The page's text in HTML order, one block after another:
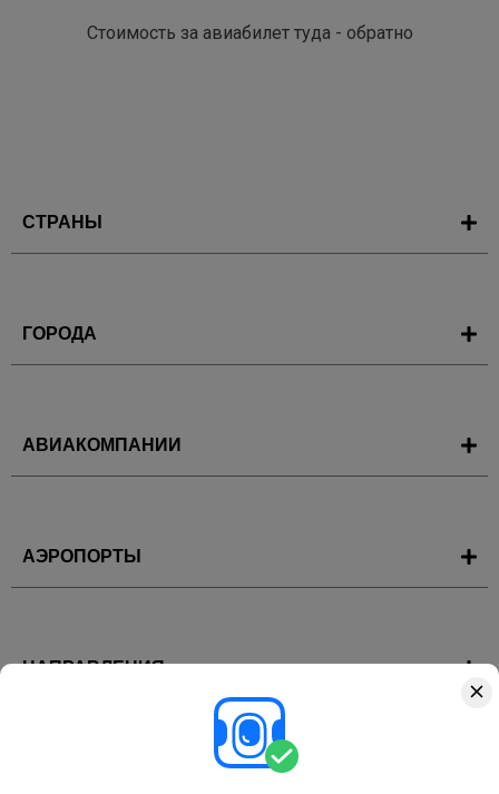
Стоимость за авиабилет туда - обратно
СТРАНЫ
ГОРОДА
АВИАКОМПАНИИ
АЭРОПОРТЫ
НАПРАВЛЕНИЯ